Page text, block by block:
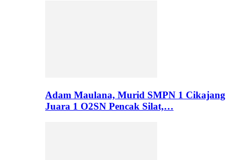
Adam Maulana, Murid SMPN 1 Cikajang
Juara 1 O2SN Pencak Silat,…